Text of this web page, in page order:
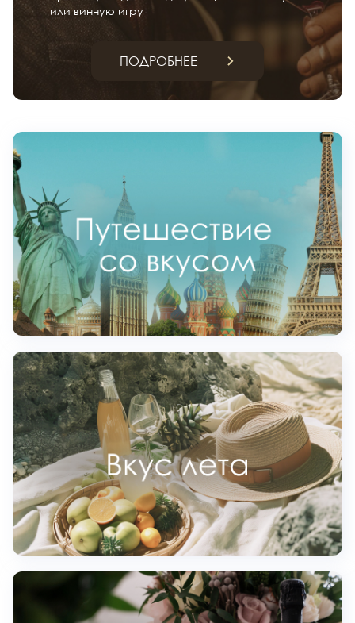
или винную игру
ПОДРОБНЕЕ